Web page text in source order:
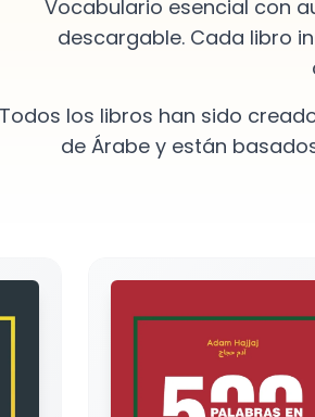
Vocabulario esencial con
descargable. Cada libro
Todos los libros han sido
de Árabe y están